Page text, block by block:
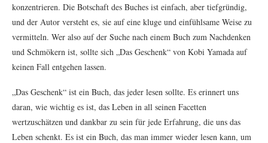
konzentrieren. Die Botschaft des Buches ist einfach, aber tiefgründig,
und der Autor versteht es, sie auf eine kluge und einfühlsame Weise zu
vermitteln. Wer also auf der Suche nach einem Buch zum Nachdenken
und Schmökern ist, sollte sich „Das Geschenk“ von Kobi Yamada auf
keinen Fall entgehen lassen.
„Das Geschenk“ ist ein Buch, das jeder lesen sollte. Es erinnert uns
daran, wie wichtig es ist, das Leben in all seinen Facetten
wertzuschätzen und dankbar zu sein für jede Erfahrung, die uns das
Leben schenkt. Es ist ein Buch, das man immer wieder lesen kann, um